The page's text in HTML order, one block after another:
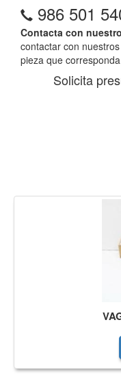
986 501
Contacta con
contactar con
pieza que
Solicita